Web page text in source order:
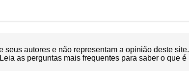
autores e não representam a opinião deste site.
as perguntas mais frequentes para saber o que é